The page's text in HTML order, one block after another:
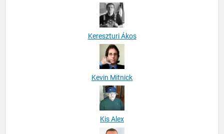
Kereszturi Ákos
Kevin Mitnick
Kis Alex